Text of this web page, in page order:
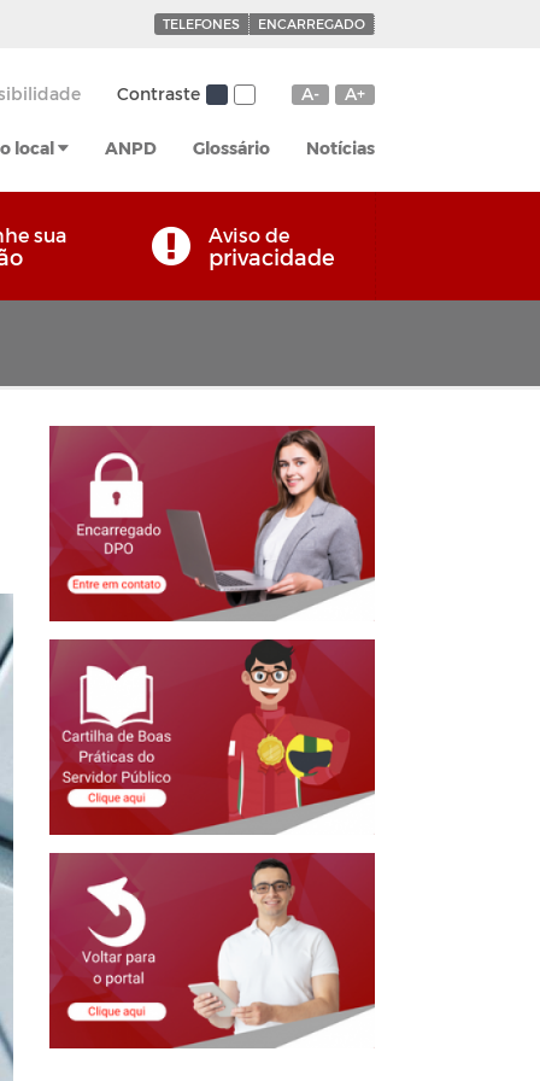
TELEFONES ENCARREGADO
A- A+
Contraste
local ANPD Glossário Notícias
sua Aviso de
privacidade